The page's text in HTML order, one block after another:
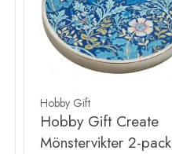
Hobby Gift
Hobby Gift Create
Mönstervikter 2-pack